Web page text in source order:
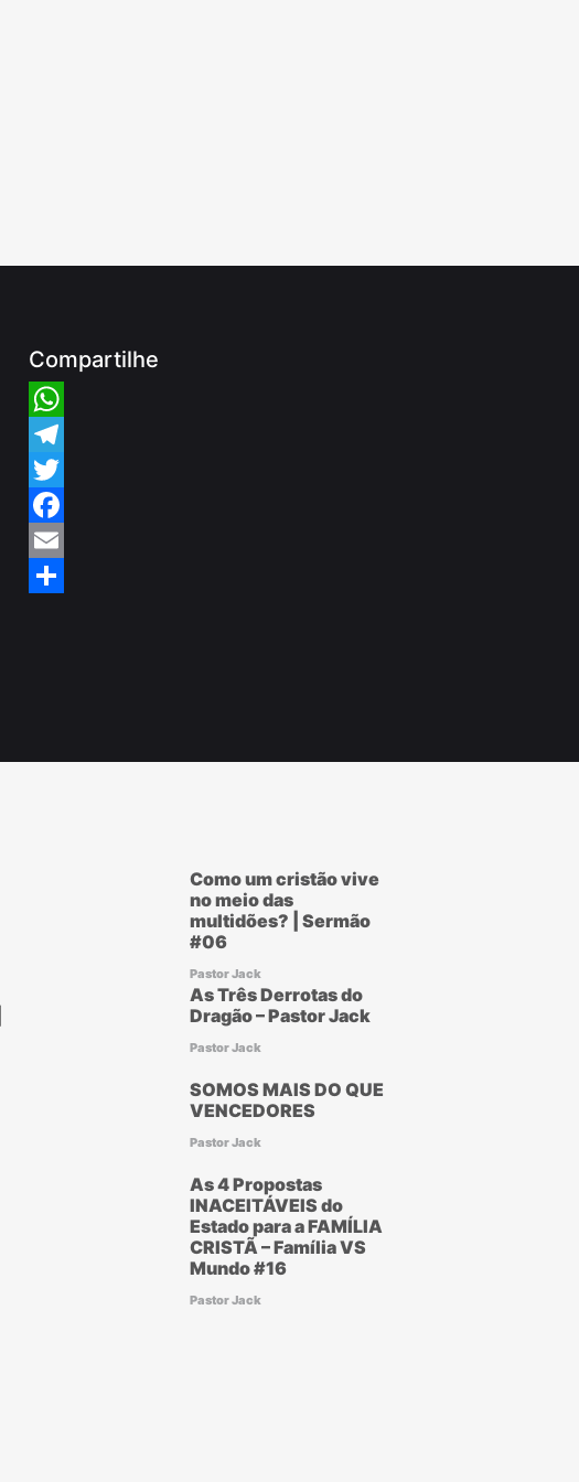
Compartilhe
WhatsApp
Telegram
Twitter
Facebook
Email
Como um cristão vive
no meio das
multidões? | Sermão
#06
Pastor Jack
As Três Derrotas do
Dragão – Pastor Jack
Pastor Jack
SOMOS MAIS DO QUE
VENCEDORES
Pastor Jack
As 4 Propostas
INACEITÁVEIS do
Estado para a FAMÍLIA
CRISTÃ – Família VS
Mundo #16
Pastor Jack